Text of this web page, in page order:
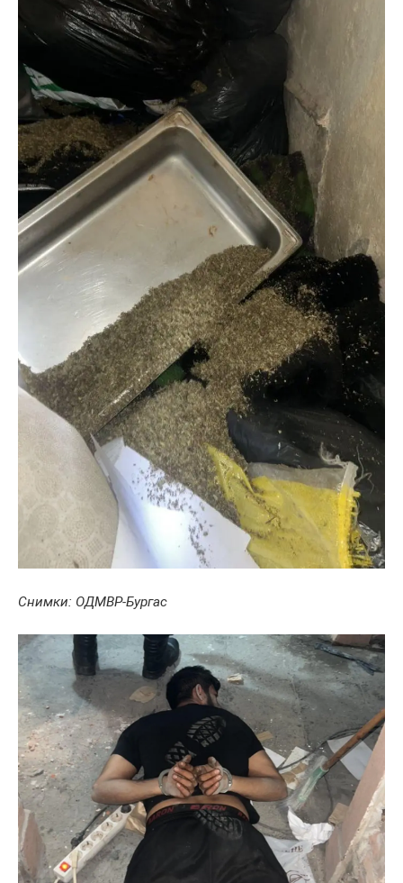
Снимки: ОДМВР-Бургас